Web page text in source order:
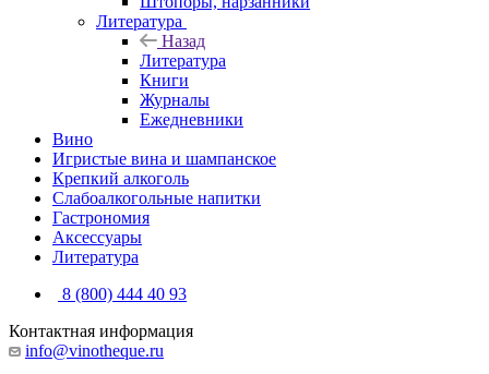
Литература
Назад
Литература
Книги
Журналы
Ежедневники
Вино
Игристые вина и шампанское
Крепкий алкоголь
Слабоалкогольные напитки
Гастрономия
Аксессуары
Литература
8 (800) 444 40 93
Контактная информация
info@vinotheque.ru